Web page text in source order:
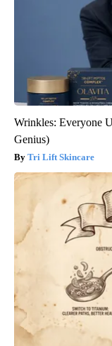
Wrinkles: Everyone
Genius)
Tri Lift Skincare